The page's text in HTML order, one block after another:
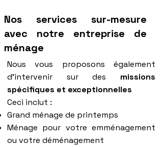
Nos services sur-mesure
avec notre entreprise de
ménage
​Nous vous proposons également
d'intervenir sur des missions
spécifiques et exceptionnelles
Ceci inclut :
Grand ménage de printemps
Ménage pour votre emménagement
ou votre déménagement